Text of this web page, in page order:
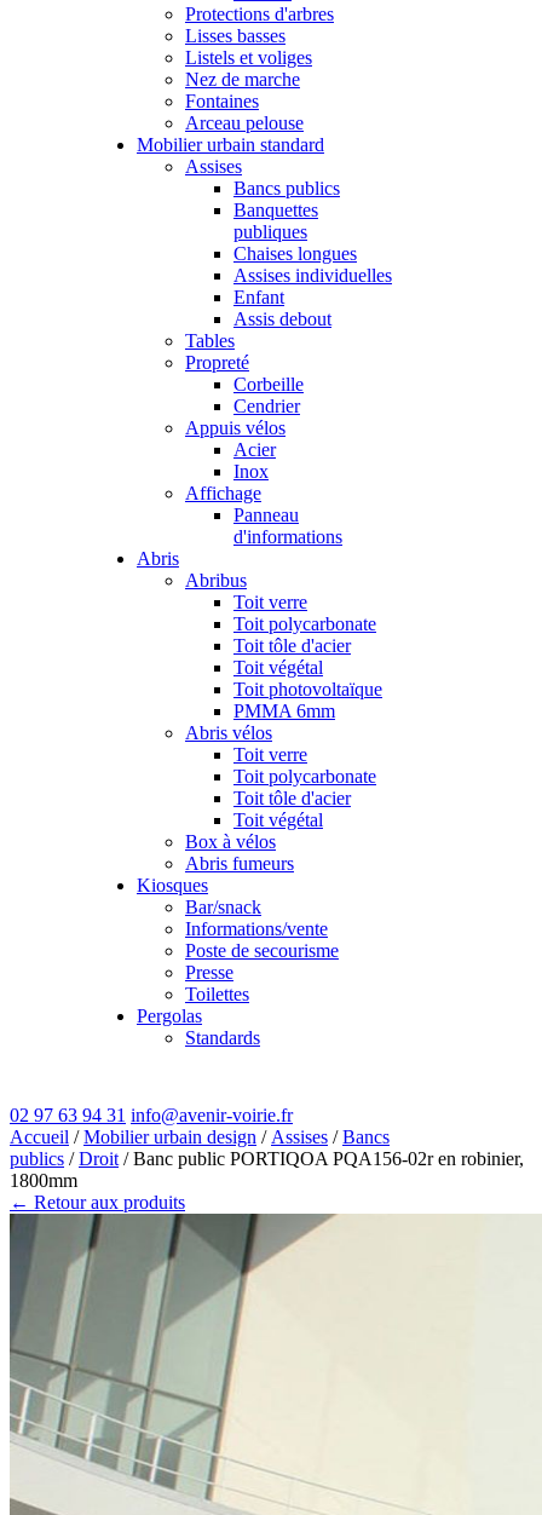
Protections d'arbres
Lisses basses
Listels et voliges
Nez de marche
Fontaines
Arceau pelouse
Mobilier urbain standard
Assises
Bancs publics
Banquettes
publiques
Chaises longues
Assises individuelles
Enfant
Assis debout
Tables
Propreté
Corbeille
Cendrier
Appuis vélos
Acier
Inox
Affichage
Panneau
d'informations
Abris
Abribus
Toit verre
Toit polycarbonate
Toit tôle d'acier
Toit végétal
Toit photovoltaïque
PMMA 6mm
Abris vélos
Toit verre
Toit polycarbonate
Toit tôle d'acier
Toit végétal
Box à vélos
Abris fumeurs
Kiosques
Bar/snack
Informations/vente
Poste de secourisme
Presse
Toilettes
Pergolas
Standards
02 97 63 94 31 info@avenir-voirie.fr
Accueil /Mobilier urbain design / Assises /Bancs
publics /Droit / Banc public PORTIQOA PQA156-02r en robinier,
1800mm
← Retour aux produits